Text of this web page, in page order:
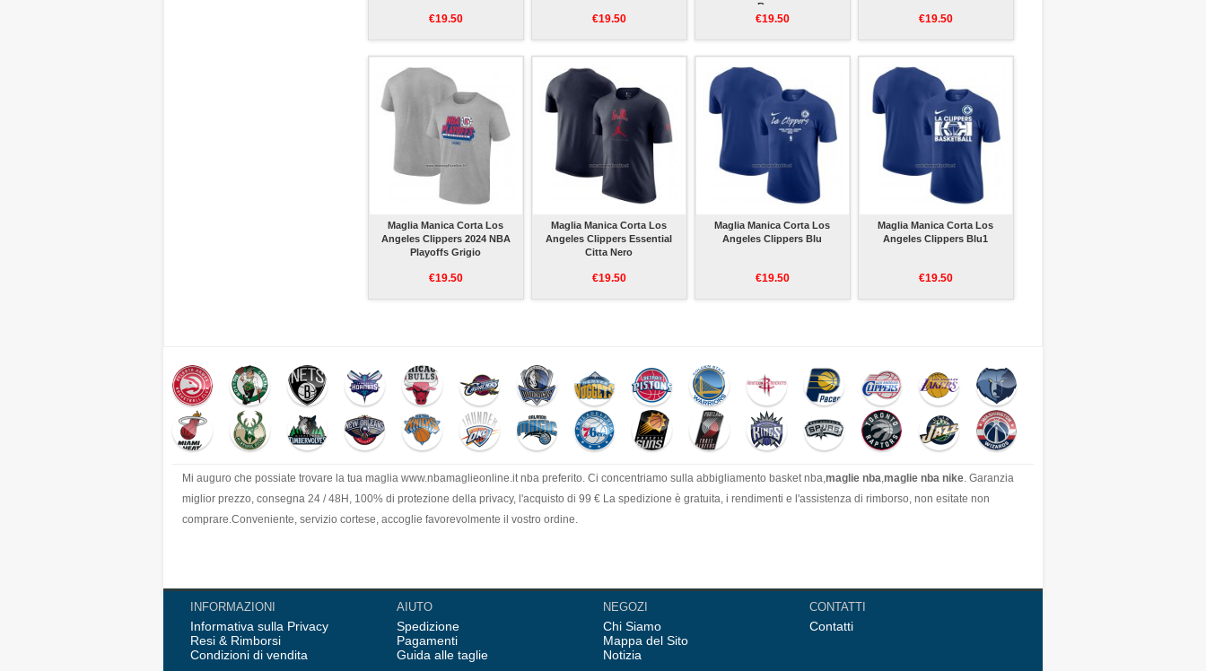
€19.50 €19.50
Rosso
€19.50 €19.50
Maglia Manica Corta Los
Angeles Clippers 2024 NBA
Playoffs Grigio
€19.50
Maglia Manica Corta Los
Angeles Clippers Essential
Citta Nero
€19.50
Maglia Manica Corta Los
Angeles Clippers Blu
€19.50
Maglia Manica Corta Los
Angeles Clippers Blu1
€19.50
Mi auguro che possiate trovare la tua maglia www.nbamaglieonline.it nba preferito. Ci concentriamo sulla abbigliamento basket nba,maglie nba,maglie nba nike. Garanzia
miglior prezzo, consegna 24 / 48H, 100% di protezione della privacy, l'acquisto di 99 € La spedizione è gratuita, i rendimenti e l'assistenza di rimborso, non esitate non
comprare.Conveniente, servizio cortese, accoglie favorevolmente il vostro ordine.
INFORMAZIONI
Informativa sulla Privacy
Resi & Rimborsi
Condizioni di vendita
AIUTO
Spedizione
Pagamenti
Guida alle taglie
NEGOZI
Chi Siamo
Mappa del Sito
Notizia
CONTATTI
Contatti